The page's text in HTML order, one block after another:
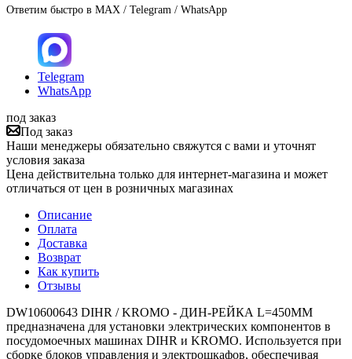
Ответим быстро в MAX / Telegram / WhatsApp
Telegram
WhatsApp
под заказ
Под заказ
Наши менеджеры обязательно свяжутся с вами и уточнят
условия заказа
Цена действительна только для интернет-магазина и может
отличаться от цен в розничных магазинах
Описание
Оплата
Доставка
Возврат
Как купить
Отзывы
DW10600643 DIHR / KROMO - ДИН-РЕЙКА L=450ММ
предназначена для установки электрических компонентов в
посудомоечных машинах DIHR и KROMO. Используется при
сборке блоков управления и электрошкафов, обеспечивая